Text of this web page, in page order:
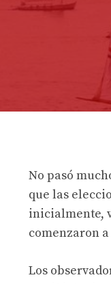
No pasó
que las
inicialmente,
comenzaron
Los